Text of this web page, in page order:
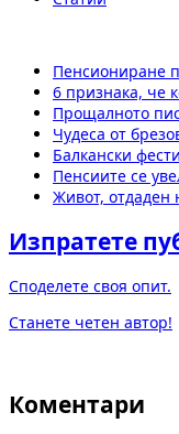
Пенсиониране
6 признака, че
Прощалното
Чудеса от
Балкански
Пенсиите се
Живот, отдаден
Изпратете
Споделете своя опит.
Станете четен автор!
Коментари